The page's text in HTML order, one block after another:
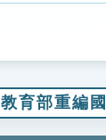
教育部重編